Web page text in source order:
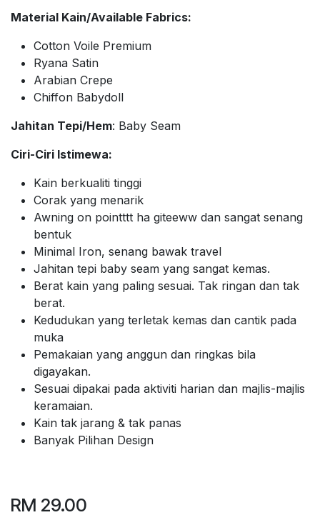
Material Kain/Available Fabrics:
Cotton Voile Premium
Ryana Satin
Arabian Crepe
Chiffon Babydoll
Jahitan Tepi/Hem: Baby Seam
Ciri-Ciri Istimewa:
Kain berkualiti tinggi
Corak yang menarik
Awning on pointttt ha giteeww dan sangat senang
bentuk
Minimal Iron, senang bawak travel
Jahitan tepi baby seam yang sangat kemas.
Berat kain yang paling sesuai. Tak ringan dan tak
berat.
Kedudukan yang terletak kemas dan cantik pada
muka
Pemakaian yang anggun dan ringkas bila
digayakan.
Sesuai dipakai pada aktiviti harian dan majlis-majlis
keramaian.
Kain tak jarang & tak panas
Banyak Pilihan Design
RM 29.00